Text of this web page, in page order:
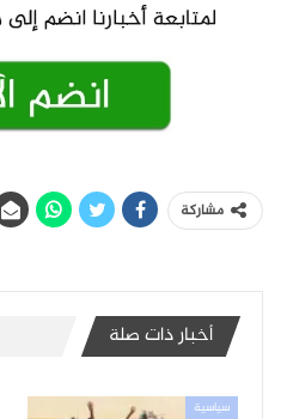
مشاركة
أخبار ذات صلة
سياسية